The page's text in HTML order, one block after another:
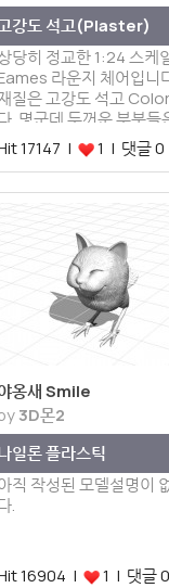
강도 석고(Plaster)
당히 정교한 1:24 스케
라운지 체어입니
질은 고강도 석고
. 몇군데 두꺼운 부분들
…17147 | 1 | 댓글 0
옹새 Smile
3D몬2
일론 플라스틱
직 작성된 모델설명이
.
16904 | 1 | 댓글 0